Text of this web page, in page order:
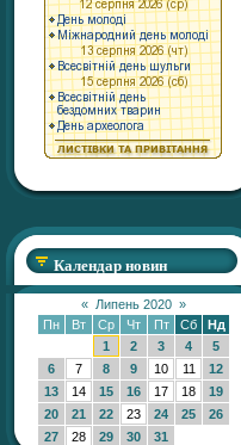
Календар новин
« Липень 2020 »
Пн
Вт Ср Чт Пт Сб
Нд
1
2 3 4
5
6
7 8 9 10 11
12
13
14 15 16 17 18
19
20
21 22 23 24 25
26
27
28 29 30 31